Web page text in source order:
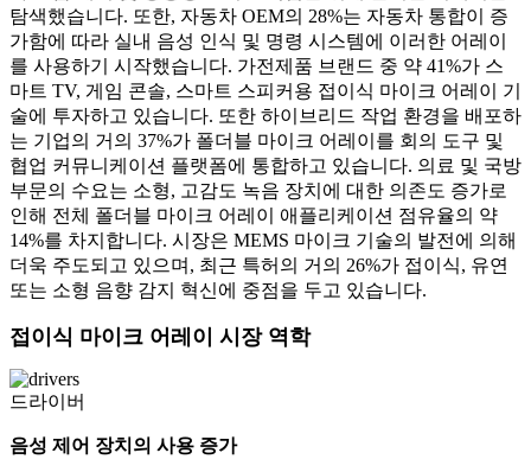
탐색했습니다. 또한, 자동차 OEM의 28%는 자동차 통합이 증
가함에 따라 실내 음성 인식 및 명령 시스템에 이러한 어레이
를 사용하기 시작했습니다. 가전제품 브랜드 중 약 41%가 스
마트 TV, 게임 콘솔, 스마트 스피커용 접이식 마이크 어레이 기
술에 투자하고 있습니다. 또한 하이브리드 작업 환경을 배포하
는 기업의 거의 37%가 폴더블 마이크 어레이를 회의 도구 및
협업 커뮤니케이션 플랫폼에 통합하고 있습니다. 의료 및 국방
부문의 수요는 소형, 고감도 녹음 장치에 대한 의존도 증가로
인해 전체 폴더블 마이크 어레이 애플리케이션 점유율의 약
14%를 차지합니다. 시장은 MEMS 마이크 기술의 발전에 의해
더욱 주도되고 있으며, 최근 특허의 거의 26%가 접이식, 유연
또는 소형 음향 감지 혁신에 중점을 두고 있습니다.
접이식 마이크 어레이 시장 역학
드라이버
음성 제어 장치의 사용 증가